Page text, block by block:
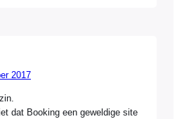
2017
dat Booking een geweldige site